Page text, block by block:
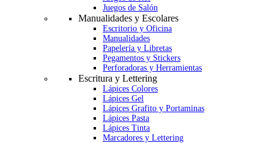
Juegos de Salón
Manualidades y Escolares
Escritorio y Oficina
Manualidades
Papelería y Libretas
Pegamentos y Stickers
Perforadoras y Herramientas
Escritura y Lettering
Lápices Colores
Lápices Gel
Lápices Grafito y Portaminas
Lápices Pasta
Lápices Tinta
Marcadores y Lettering